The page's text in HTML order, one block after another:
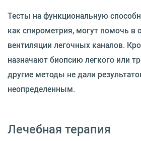
Тесты на функциональную
как спирометрия, могут помочь в
вентиляции легочных каналов.
назначают биопсию легкого или
другие методы не дали
неопределенным.
Лечебная терапия